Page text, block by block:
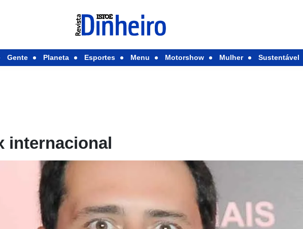
Gente Planeta Esportes Menu Motorshow Mulher Sustentável
internacional